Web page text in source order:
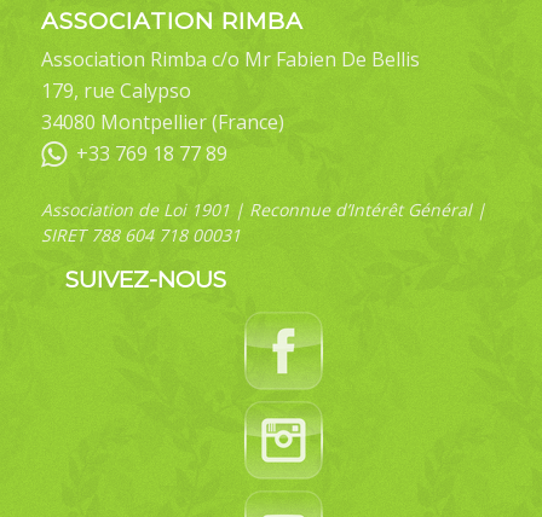
ASSOCIATION RIMBA
Association Rimba c/o Mr Fabien De Bellis
179, rue Calypso
34080 Montpellier (France)
+33 769 18 77 89
Association de Loi 1901 | Reconnue d’Intérêt Général |
SIRET 788 604 718 00031
SUIVEZ-NOUS